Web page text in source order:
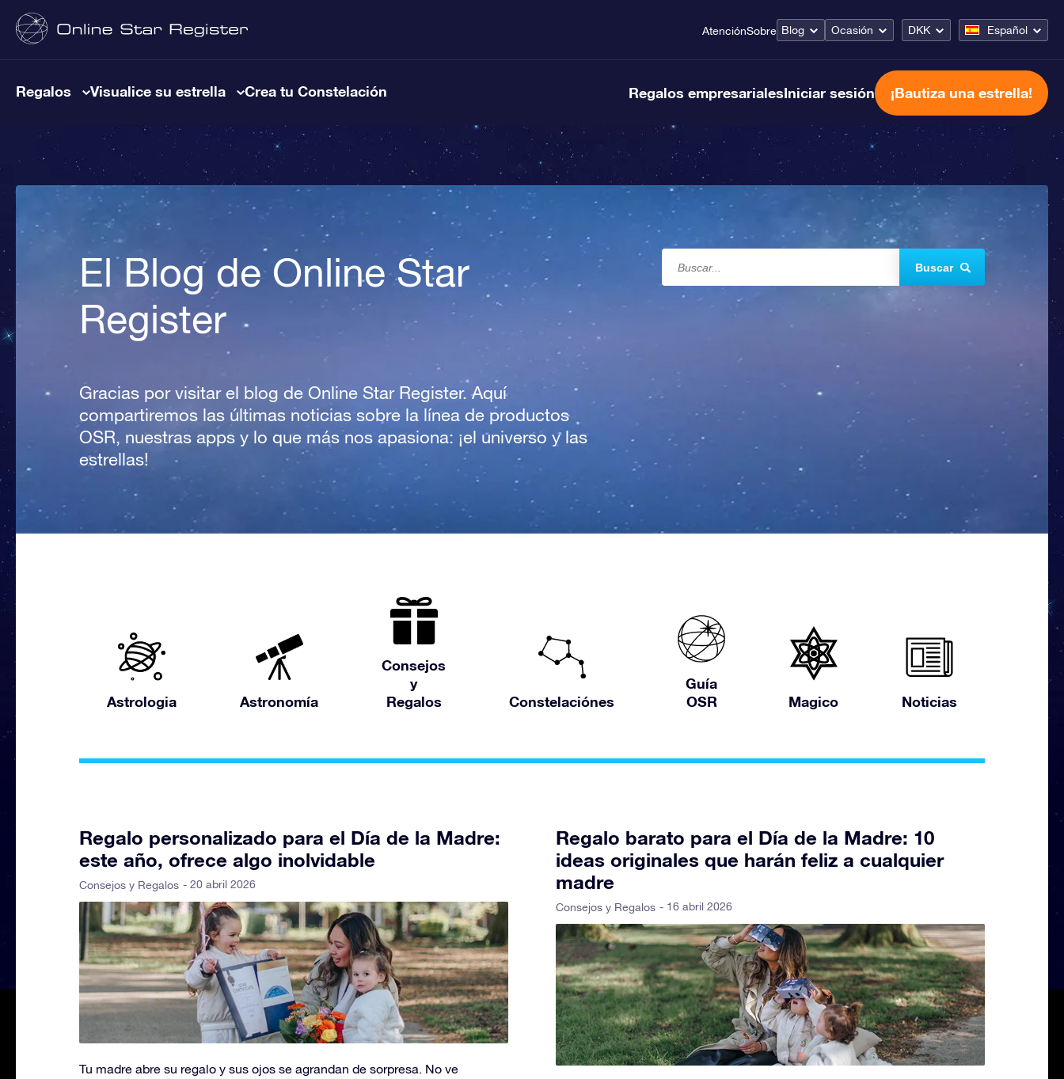
AtenciónSobre Blog Ocasión DKK Español
Regalos Visualice su estrella Crea tu Constelación Regalos empresarialesIniciar sesión ¡Bautiza una estrella!
El Blog de Online Star
Register
Gracias por visitar el blog de Online Star Register. Aquí
compartiremos las últimas noticias sobre la línea de productos
OSR, nuestras apps y lo que más nos apasiona: ¡el universo y las
estrellas!
Buscar
Astrologia Astronomía
Consejos
y
Regalos
Constelaciónes
Guía
OSR
Magico Noticias
Regalo personalizado para el Día de la Madre:
este año, ofrece algo inolvidable
Consejos y Regalos - 20 abril 2026
Tu madre abre su regalo y sus ojos se agrandan de sorpresa. No ve
Regalo barato para el Día de la Madre: 10
ideas originales que harán feliz a cualquier
madre
Consejos y Regalos - 16 abril 2026